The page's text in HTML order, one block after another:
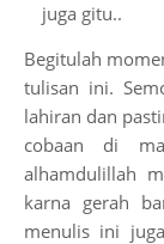
juga gitu..
Begitulah
tulisan ini.
lahiran dan
cobaan di
alhamdulillah
karna gerah
menulis ini